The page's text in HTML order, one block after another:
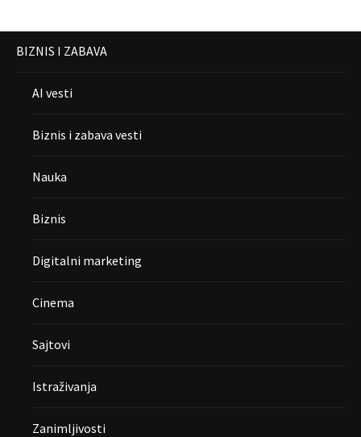
BIZNIS I ZABAVA
AI vesti
Biznis i zabava vesti
Nauka
Biznis
Digitalni marketing
Cinema
Sajtovi
Istraživanja
Zanimljivosti